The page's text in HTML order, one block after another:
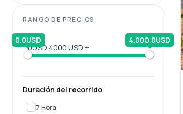
RANGO DE PRECIOS
0USD 4000 USD +
0.0USD 4,000.0USD
Duración del recorrido
7 Hora